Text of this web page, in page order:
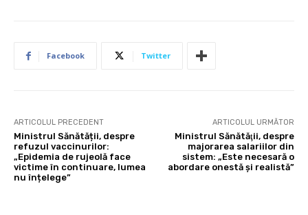
Facebook Twitter
ARTICOLUL PRECEDENT
Ministrul Sănătății, despre
refuzul vaccinurilor:
„Epidemia de rujeolă face
victime în continuare, lumea
nu înțelege”
ARTICOLUL URMĂTOR
Ministrul Sănătăţii, despre
majorarea salariilor din
sistem: „Este necesară o
abordare onestă şi realistă”